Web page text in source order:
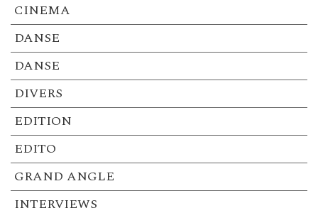
CINEMA
DANSE
DANSE
DIVERS
EDITION
EDITO
GRAND ANGLE
INTERVIEWS